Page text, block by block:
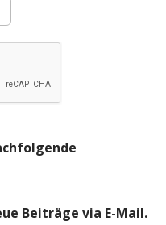
Beiträge via E-Mail.